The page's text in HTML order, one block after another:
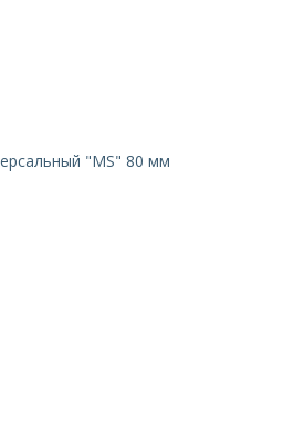
"MS" 80 мм